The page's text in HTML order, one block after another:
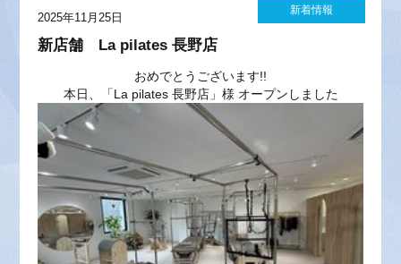
2025年11月25日
新店舗 La pilates 長野店
おめでとうございます!!
本日、「La pilates 長野店」様 オープンしました
新着情報